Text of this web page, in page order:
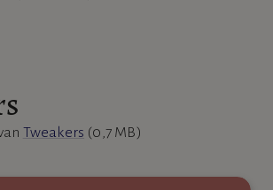
Tweakers (0,7 MB)